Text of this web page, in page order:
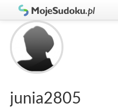
Graj w Sudoku!
Zasady Sudoku
Rankingi
Gracze
junia2805